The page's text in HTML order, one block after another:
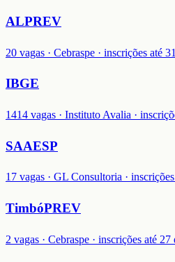
ALPREV
20 vagas · Cebraspe · inscrições até
IBGE
1414 vagas · Instituto Avalia ·
SAAESP
17 vagas · GL Consultoria ·
TimbóPREV
2 vagas · Cebraspe · inscrições até